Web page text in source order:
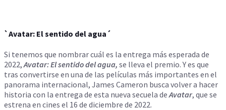
`Avatar: El sentido del agua´
Si tenemos que nombrar cuál es la entrega más esperada de
2022, Avatar: El sentido del agua, se lleva el premio. Y es que
tras convertirse en una de las películas más importantes en el
panorama internacional, James Cameron busca volver a hacer
historia con la entrega de esta nueva secuela de Avatar, que se
estrena en cines el 16 de diciembre de 2022.